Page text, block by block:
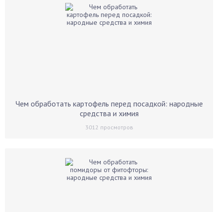
Чем обработать картофель перед посадкой: народные
средства и химия
3012 просмотров